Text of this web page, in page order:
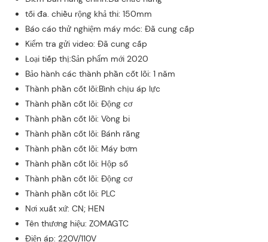
tối đa. chiều rộng khả thi: 150mm
Báo cáo thử nghiệm máy móc: Đã cung cấp
Kiểm tra gửi video: Đã cung cấp
Loại tiếp thị:Sản phẩm mới 2020
Bảo hành các thành phần cốt lõi: 1 năm
Thành phần cốt lõi:Bình chịu áp lực
Thành phần cốt lõi: Động cơ
Thành phần cốt lõi: Vòng bi
Thành phần cốt lõi: Bánh răng
Thành phần cốt lõi: Máy bơm
Thành phần cốt lõi: Hộp số
Thành phần cốt lõi: Động cơ
Thành phần cốt lõi: PLC
Nơi xuất xứ: CN; HEN
Tên thương hiệu: ZOMAGTC
Điện áp: 220V/110V